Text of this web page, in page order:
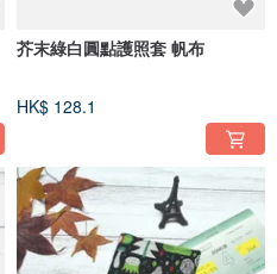
芥末綠白圓點護照套 帆布
HK$ 128.1